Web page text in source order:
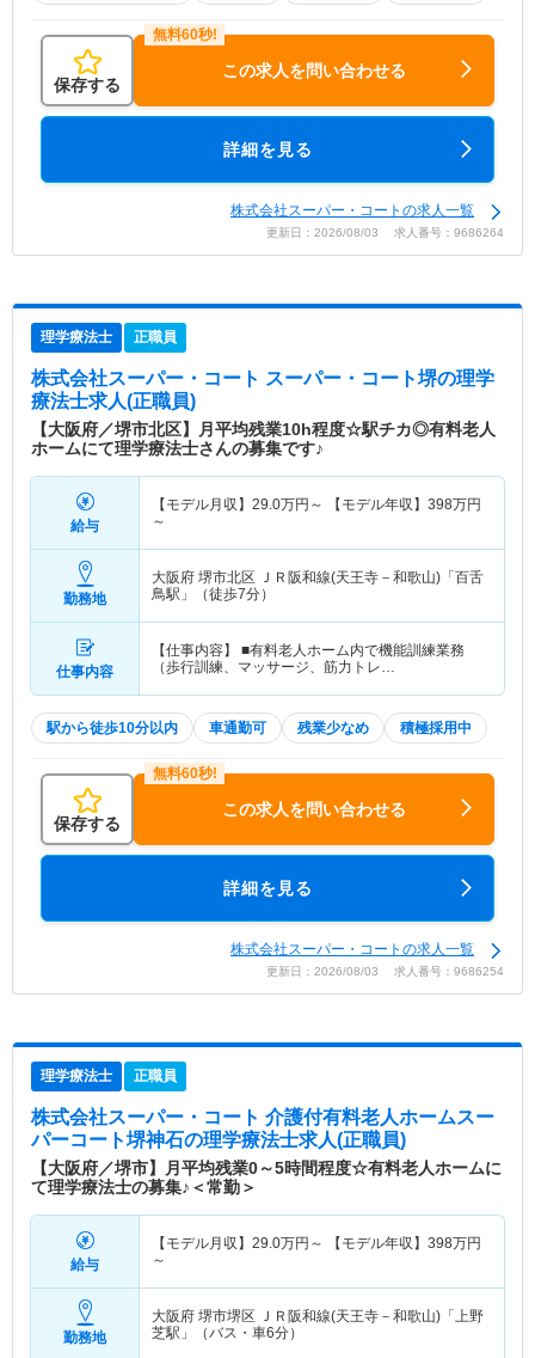
保存する
この求人を問い合わせる
詳細を見る
株式会社スーパー・コートの求人一覧
更新日：2026/08/03 求人番号：9686264
理学療法士 正職員
株式会社スーパー・コート スーパー・コート堺の理学
療法士求人(正職員)
【大阪府／堺市北区】月平均残業10h程度☆駅チカ◎有料老人
ホームにて理学療法士さんの募集です♪
給与
【モデル月収】 29.0万円～ 【モデル年収】 398万円
～
勤務地
大阪府 堺市北区 ＪＲ阪和線(天王寺－和歌山)「百舌
鳥駅」（徒歩7分）
仕事内容
【仕事内容】 ■有料老人ホーム内で機能訓練業務
（歩行訓練、マッサージ、筋力トレ…
駅から徒歩10分以内 車通勤可 残業少なめ 積極採用中
保存する
この求人を問い合わせる
詳細を見る
株式会社スーパー・コートの求人一覧
更新日：2026/08/03 求人番号：9686254
理学療法士 正職員
株式会社スーパー・コート 介護付有料老人ホームスー
パーコート堺神石の理学療法士求人(正職員)
【大阪府／堺市】月平均残業0～5時間程度☆有料老人ホームに
て理学療法士の募集♪＜常勤＞
給与
【モデル月収】 29.0万円～ 【モデル年収】 398万円
～
勤務地
大阪府 堺市堺区 ＪＲ阪和線(天王寺－和歌山)「上野
芝駅」（バス・車6分）